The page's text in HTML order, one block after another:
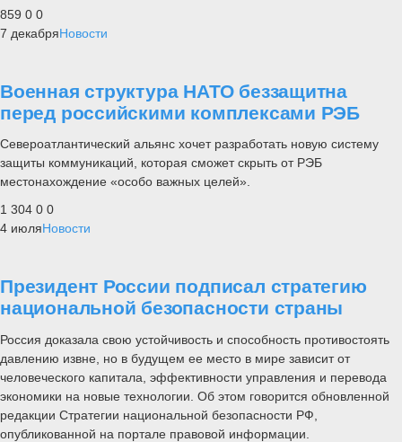
859 0 0
7 декабряНовости
Военная структура НАТО беззащитна
перед российскими комплексами РЭБ
Североатлантический альянс хочет разработать новую систему
защиты коммуникаций, которая сможет скрыть от РЭБ
местонахождение «особо важных целей».
1 304 0 0
4 июляНовости
Президент России подписал стратегию
национальной безопасности страны
Россия доказала свою устойчивость и способность противостоять
давлению извне, но в будущем ее место в мире зависит от
человеческого капитала, эффективности управления и перевода
экономики на новые технологии. Об этом говорится обновленной
редакции Стратегии национальной безопасности РФ,
опубликованной на портале правовой информации.